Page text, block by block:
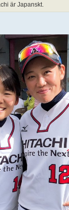
är Japanskt.